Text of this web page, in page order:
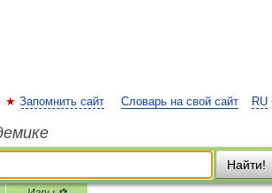
RU
Запомнить сайт Словарь на свой сайт
Найти!